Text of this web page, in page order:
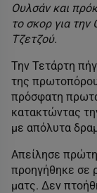
Ουλσάν και
το σκορ για την
Τζετζού.
Την Τετάρτη
της
πρόσφατη
κατακτώντας
με απόλυτα
Απείλησε
προηγήθηκε σε
ματς. Δεν